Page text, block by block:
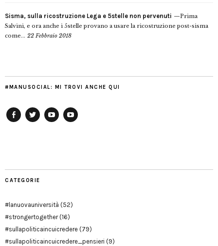
Sisma, sulla ricostruzione Lega e 5stelle non pervenuti
Prima
Salvini, e ora anche i 5stelle provano a usare la ricostruzione post-sisma
come... 22 Febbraio 2018
#MANUSOCIAL: MI TROVI ANCHE QUI
CATEGORIE
#lanuovauniversità (52)
#strongertogether(16)
#sullapoliticaincuicredere (79)
#sullapoliticaincuicredere_pensieri (9)